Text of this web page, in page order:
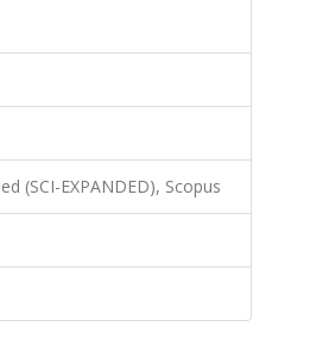
(SCI-EXPANDED), Scopus